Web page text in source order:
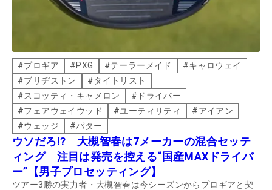
#プロギア #PXG #テーラーメイド #キャロウェイ
#ブリヂストン #タイトリスト
#スコッティ・キャメロン # ドライバー
#フェアウェイウッド #ユーティリティ #アイアン
#ウェッジ #パター
ウソだろ!? 大槻智春は7メーカーの混合セッテ
ィング 注目は発売を控える“国産MAXドライバ
ー”【男子プロセッティング】
ツアー3勝の実力者・大槻智春は今シーズンからプロギアと契